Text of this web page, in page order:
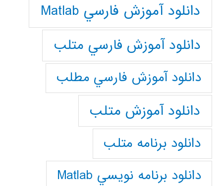
دانلود آموزش فارسي Matlab
دانلود آموزش فارسي متلب
دانلود آموزش فارسي مطلب
دانلود آموزش متلب
دانلود برنامه متلب
دانلود برنامه نويسي Matlab